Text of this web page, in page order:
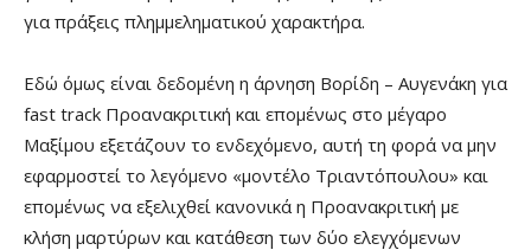
για πράξεις πλημμεληματικού χαρακτήρα.
Εδώ όμως είναι δεδομένη η άρνηση Βορίδη – Αυγενάκη για
fast track Προανακριτική και επομένως στο μέγαρο
Μαξίμου εξετάζουν το ενδεχόμενο, αυτή τη φορά να μην
εφαρμοστεί το λεγόμενο «μοντέλο Τριαντόπουλου» και
επομένως να εξελιχθεί κανονικά η Προανακριτική με
κλήση μαρτύρων και κατάθεση των δύο ελεγχόμενων